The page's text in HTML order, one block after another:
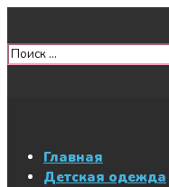
Главная
Детская одежда